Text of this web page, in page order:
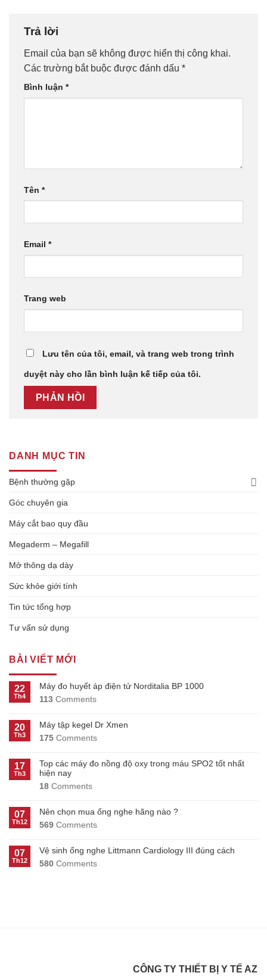
Trả lời
Email của bạn sẽ không được hiển thị công khai.
Các trường bắt buộc được đánh dấu *
Bình luận *
Tên *
Email *
Trang web
Lưu tên của tôi, email, và trang web trong trình
duyệt này cho lần bình luận kế tiếp của tôi.
DANH MỤC TIN
Bệnh thường gặp
Góc chuyên gia
Máy cắt bao quy đầu
Megaderm – Megafill
Mở thông dạ dày
Sức khỏe giới tính
Tin tức tổng hợp
Tư vấn sử dụng
BÀI VIẾT MỚI
22
Th4
Máy đo huyết áp điện tử Norditalia BP 1000
113 Comments
20
Th3
Máy tập kegel Dr Xmen
175 Comments
17
Th3
Top các máy đo nồng độ oxy trong máu SPO2 tốt nhất
hiện nay
18 Comments
07
Th12
Nên chọn mua ống nghe hãng nào ?
569 Comments
07
Th12
Vệ sinh ống nghe Littmann Cardiology III đúng cách
580 Comments
CÔNG TY THIẾT BỊ Y TẾ AZ